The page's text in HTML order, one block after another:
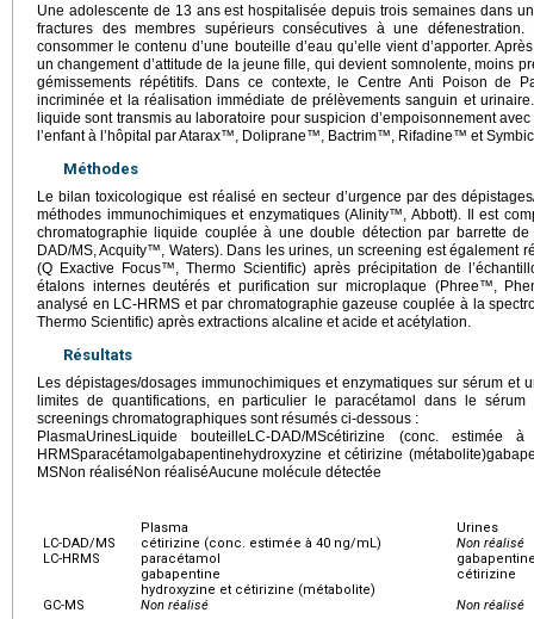
Une adolescente de 13 ans est hospitalisée depuis trois semaines dans
fractures des membres supérieurs consécutives à une
consommer le contenu d’une bouteille d’eau qu’elle vient d’apporter.
un changement d’attitude de la jeune fille, qui devient somnolente, moins
gémissements répétitifs. Dans ce contexte, le Centre Anti Poison de
incriminée et la réalisation immédiate de prélèvements sanguin et
liquide sont transmis au laboratoire pour suspicion d’empoisonnement
l’enfant à l’hôpital par Atarax™, Doliprane™, Bactrim™, Rifadine™ et
Méthodes
Le bilan toxicologique est réalisé en secteur d’urgence par des
méthodes immunochimiques et enzymatiques (Alinity™, Abbott). Il est
chromatographie liquide couplée à une double détection par barrette
DAD/MS, Acquity™, Waters). Dans les urines, un screening est également
(Q Exactive Focus™, Thermo Scientific) après précipitation de
étalons internes deutérés et purification sur microplaque (Phree™,
analysé en LC-HRMS et par chromatographie gazeuse couplée à la
Thermo Scientific) après extractions alcaline et acide et acétylation.
Résultats
Les dépistages/dosages immunochimiques et enzymatiques sur sérum et
limites de quantifications, en particulier le paracétamol dans le sérum
screenings chromatographiques sont résumés ci-dessous :
PlasmaUrinesLiquide bouteilleLC-DAD/MScétirizine (conc. estimée
HRMSparacétamolgabapentinehydroxyzine et cétirizine
MSNon réaliséNon réaliséAucune molécule détectée
Plasma
Urines
LC-DAD/MS
cétirizine (conc. estimée à 40 ng/mL)
Non réalisé
LC-HRMS
paracétamol
gabapentine
hydroxyzine et cétirizine (métabolite)
cétirizine
GC-MS
Non réalisé Non réalisé